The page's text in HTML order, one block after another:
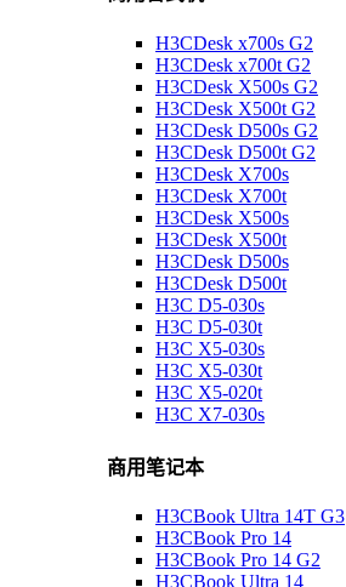
H3CDesk x700s G2
H3CDesk x700t G2
H3CDesk X500s G2
H3CDesk X500t G2
H3CDesk D500s G2
H3CDesk D500t G2
H3CDesk X700s
H3CDesk X700t
H3CDesk X500s
H3CDesk X500t
H3CDesk D500s
H3CDesk D500t
H3C D5-030s
H3C D5-030t
H3C X5-030s
H3C X5-030t
H3C X5-020t
H3C X7-030s
商用笔记本
H3CBook Ultra 14T G3
H3CBook Pro 14
H3CBook Pro 14 G2
H3CBook Ultra 14